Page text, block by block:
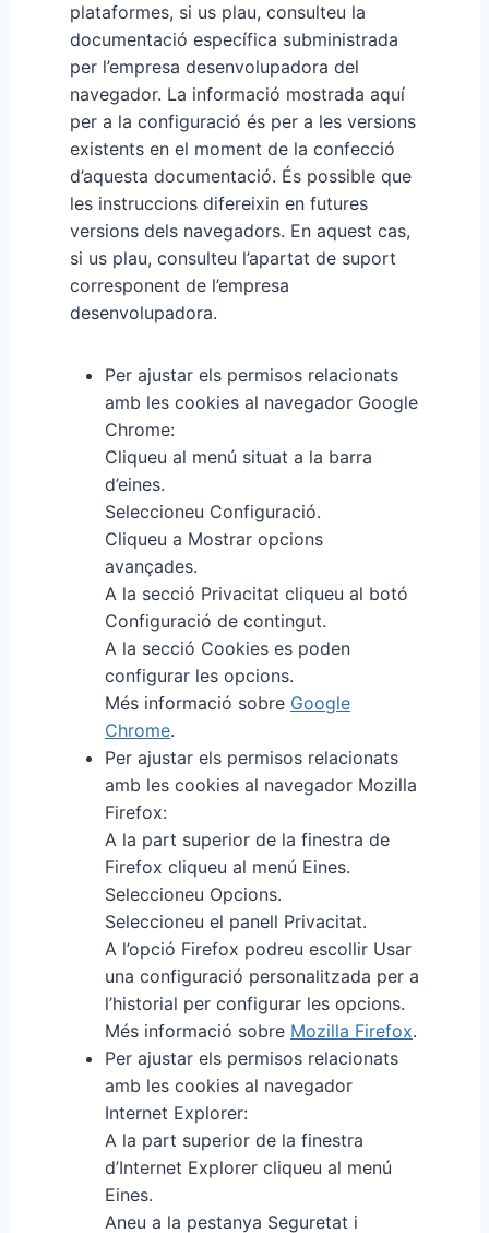
plataformes, si us plau, consulteu la
documentació específica subministrada
per l’empresa desenvolupadora del
navegador. La informació mostrada aquí
per a la configuració és per a les versions
existents en el moment de la confecció
d’aquesta documentació. És possible que
les instruccions difereixin en futures
versions dels navegadors. En aquest cas,
si us plau, consulteu l’apartat de suport
corresponent de l’empresa
desenvolupadora.
Per ajustar els permisos relacionats
amb les cookies al navegador Google
Chrome:
Cliqueu al menú situat a la barra
d’eines.
Seleccioneu Configuració.
Cliqueu a Mostrar opcions
avançades.
A la secció Privacitat cliqueu al botó
Configuració de contingut.
A la secció Cookies es poden
configurar les opcions.
Més informació sobre Google
Chrome.
Per ajustar els permisos relacionats
amb les cookies al navegador Mozilla
Firefox:
A la part superior de la finestra de
Firefox cliqueu al menú Eines.
Seleccioneu Opcions.
Seleccioneu el panell Privacitat.
A l’opció Firefox podreu escollir Usar
una configuració personalitzada per a
l’historial per configurar les opcions.
Més informació sobre Mozilla Firefox.
Per ajustar els permisos relacionats
amb les cookies al navegador
Internet Explorer:
A la part superior de la finestra
d’Internet Explorer cliqueu al menú
Eines.
Aneu a la pestanya Seguretat i